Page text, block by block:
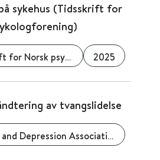
sykehus (Tidsskrift for
Tidsskrift for Norsk psykologforening 2025
av tvangslidelse
Anxiety and Depression Association of America